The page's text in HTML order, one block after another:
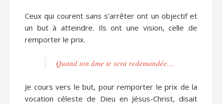
Ceux qui courent sans s’arrêter ont un objectif et
un but à atteindre. Ils ont une vision, celle de
remporter le prix.
Quand ton âme te sera redemandée…
Je cours vers le but, pour remporter le prix de la
vocation céleste de Dieu en Jésus-Christ, disait